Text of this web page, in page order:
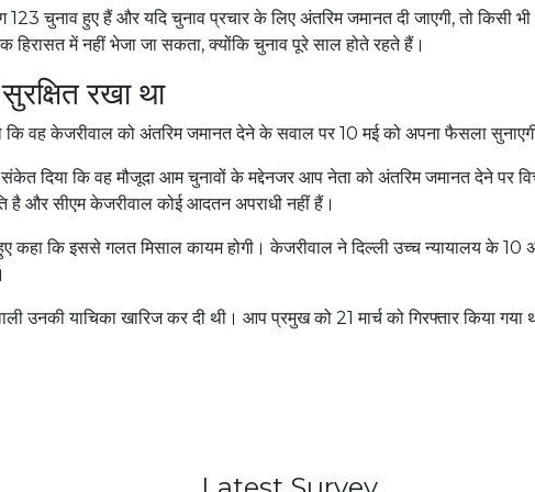
123 चुनाव हुए हैं और यदि चुनाव प्रचार के लिए अंतरिम जमानत दी जाएगी, तो किसी भी
हिरासत में नहीं भेजा जा सकता, क्योंकि चुनाव पूरे साल होते रहते हैं।
रखा था
कि वह केजरीवाल को अंतरिम जमानत देने के सवाल पर 10 मई को अपना फैसला
संकेत दिया कि वह मौजूदा आम चुनावों के मद्देनजर आप नेता को अंतरिम जमानत देने पर
है और सीएम केजरीवाल कोई आदतन अपराधी नहीं हैं।
कहा कि इससे गलत मिसाल कायम होगी। केजरीवाल ने दिल्ली उच्च न्यायालय के 10
उनकी याचिका खारिज कर दी थी। आप प्रमुख को 21 मार्च को गिरफ्तार किया गया